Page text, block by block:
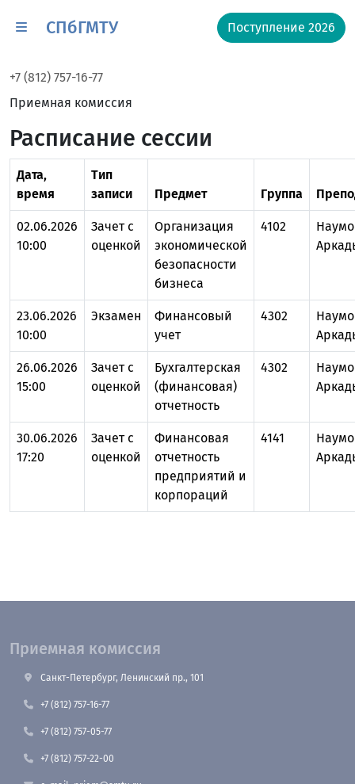
СПбГМТУ Поступление 2026
+7 (812) 757-16-77
Приемная комиссия
Расписание сессии
Дата,
время
Тип
записи
Предмет Группа
02.06.2026
10:00
Зачет с
оценкой
Организация
экономической
безопасности
бизнеса
4102
23.06.2026
10:00
Экзамен
Финансовый
учет
4302
26.06.2026
15:00
Зачет с
оценкой
Бухгалтерская
(финансовая)
отчетность
4302
30.06.2026
17:20
Зачет с
оценкой
Финансовая
отчетность
предприятий и
корпораций
4141
Приемная комиссия
Санкт-Петербург, Ленинский пр., 101
+7 (812) 757-16-77
+7 (812) 757-05-77
+7 (812) 757-22-00